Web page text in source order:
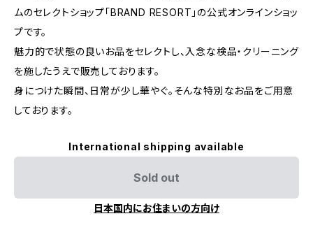
ムのセレクトショップ「BRAND RESORT」の公式オンラインショッ
プです。
魅力的で状態の良いお品をセレクトし、入念な検品・クリーニング
を施したうえで販売しております。
身につけた瞬間、日常が少し華やぐ。そんな特別なお品をご用意
しております。
International shipping available
Sold out
日本国内にお住まいの方向け